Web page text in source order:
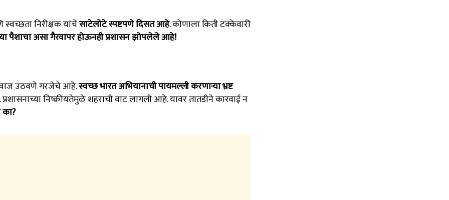
निरीक्षक यांचेसाटेलोटे स्पष्टपणे दिसत आहे. कोणाला किती टक्केवारी
पैशाचा असा गैरवापर होऊनही प्रशासन झोपलेले आहे!
आवाज उठवणे गरजेचे आहे.स्वच्छ भारत अभियानाची पायमल्ली करणाऱ्या भ्रष्ट
. प्रशासनाच्या निष्क्रीयतेमुळे शहराची वाट लागली आहे. यावर तातडीने कारवाई न